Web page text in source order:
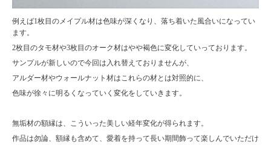
例えば1枚目のメイプル材は色味が深くなり、落ち着いた風合いになってい
ます。
2枚目のタモ材や3枚目のオーク材はやや褐色に変化していっております。
サンプルが新しいので今回は入れ替えておりませんが、
アルダー材やウォールナット材はこれらの材とは対照的に、
色味が徐々に明るくなっていく変化をしていきます。
無垢材の額縁は、こういった美しい経年変化が得られます。
作品は勿論、額縁も含めて、愛着を持って長い期間飾って楽しんでいただけ